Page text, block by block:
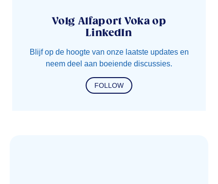
Volg Alfaport Voka op
LinkedIn
Blijf op de hoogte van onze laatste updates en
neem deel aan boeiende discussies.
FOLLOW